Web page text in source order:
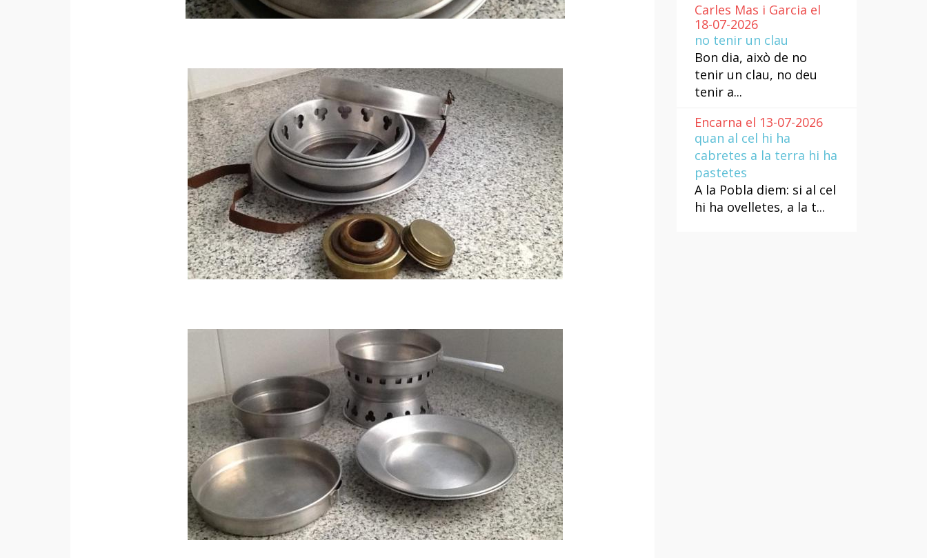
Carles Mas i Garcia el
18-07-2026
no tenir un clau
Bon dia, això de no
tenir un clau, no deu
tenir a...
Encarna el 13-07-2026
quan al cel hi ha
cabretes a la terra hi ha
pastetes
A la Pobla diem: si al cel
hi ha ovelletes, a la t...